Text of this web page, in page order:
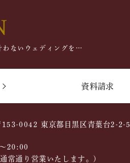
わないウェディングを…
資料請求
153-0042 東京都目黒区青葉台2-2-5
20:00
常通り営業いたします。)